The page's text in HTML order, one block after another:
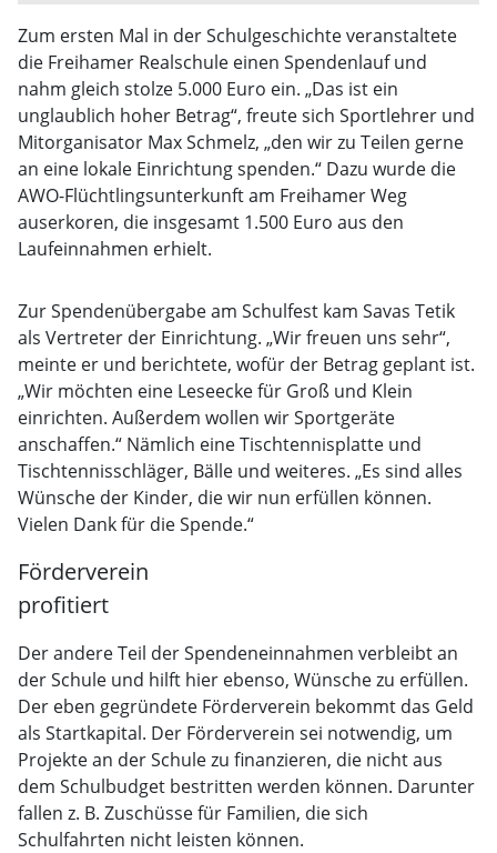
Zum ersten Mal in der Schulgeschichte veranstaltete
die Freihamer Realschule einen Spendenlauf und
nahm gleich stolze 5.000 Euro ein. „Das ist ein
unglaublich hoher Betrag“, freute sich Sportlehrer und
Mitorganisator Max Schmelz, „den wir zu Teilen gerne
an eine lokale Einrichtung spenden.“ Dazu wurde die
AWO-Flüchtlingsunterkunft am Freihamer Weg
auserkoren, die insgesamt 1.500 Euro aus den
Laufeinnahmen erhielt.
Zur Spendenübergabe am Schulfest kam Savas Tetik
als Vertreter der Einrichtung. „Wir freuen uns sehr“,
meinte er und berichtete, wofür der Betrag geplant ist.
„Wir möchten eine Leseecke für Groß und Klein
einrichten. Außerdem wollen wir Sportgeräte
anschaffen.“ Nämlich eine Tischtennisplatte und
Tischtennisschläger, Bälle und weiteres. „Es sind alles
Wünsche der Kinder, die wir nun erfüllen können.
Vielen Dank für die Spende.“
Förderverein
profitiert
Der andere Teil der Spendeneinnahmen verbleibt an
der Schule und hilft hier ebenso, Wünsche zu erfüllen.
Der eben gegründete Förderverein bekommt das Geld
als Startkapital. Der Förderverein sei notwendig, um
Projekte an der Schule zu finanzieren, die nicht aus
dem Schulbudget bestritten werden können. Darunter
fallen z. B. Zuschüsse für Familien, die sich
Schulfahrten nicht leisten können.